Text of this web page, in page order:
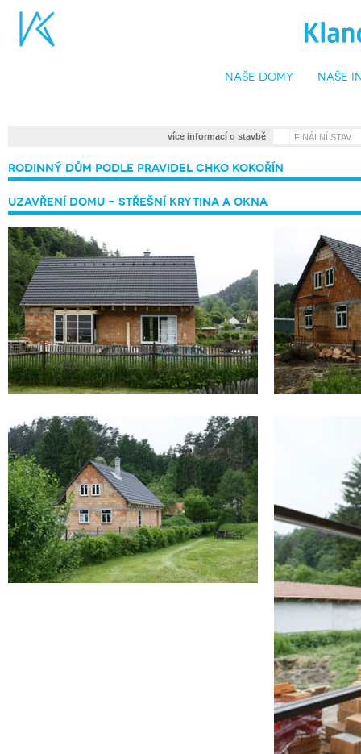
naše domy naše
více informací o stavbě FINÁLNÍ STAV
Rodinný dům podle pravidel CHKO Kokořín
Uzavření domu - střešní krytina a okna